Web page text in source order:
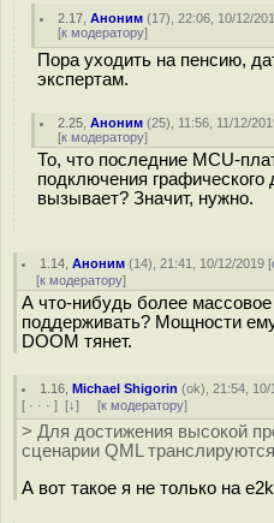
2.17 ,Аноним (17), 22:06, 10/12/
[к модератору]
Пора уходить на пенсию,
экспертам.
2.25 ,Аноним (25), 11:56, 11/12/
[к модератору]
То, что последние MCU-
подключения графического
вызывает? Значит, нужно.
1.14 ,Аноним (14), 21:41, 10/12/2019 [
[к модератору]
А что-нибудь более
поддерживать? Мощности
DOOM тянет.
1.16 ,Michael Shigorin (ok), 21:54, 10/
[ · · · ] [↓] [к модератору]
> Для достижения высокой
сценарии QML
А вот такое я не только на